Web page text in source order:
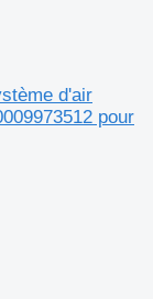
d'air
pour